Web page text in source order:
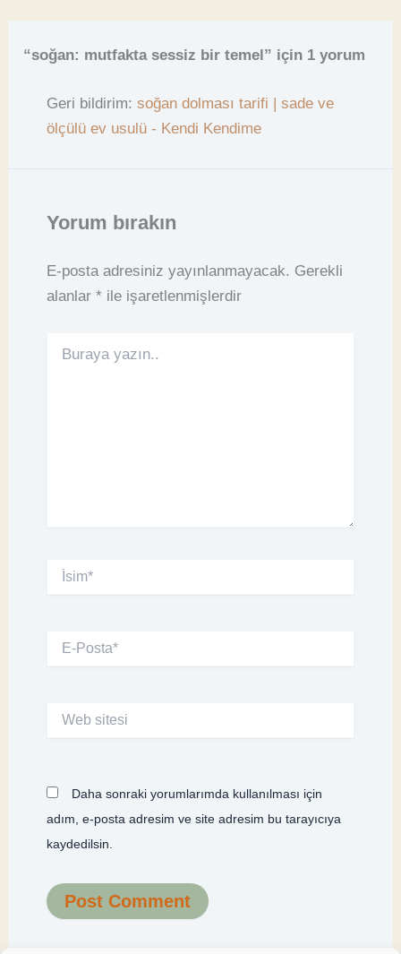
“soğan: mutfakta sessiz bir temel” için 1 yorum
Geri bildirim: soğan dolması tarifi | sade ve
ölçülü ev usulü - Kendi Kendime
Yorum bırakın
E-posta adresiniz yayınlanmayacak. Gerekli
alanlar * ile işaretlenmişlerdir
yazın..
İsim*
Posta*
sitesi
Daha sonraki yorumlarımda kullanılması için
adım, e-posta adresim ve site adresim bu tarayıcıya
kaydedilsin.